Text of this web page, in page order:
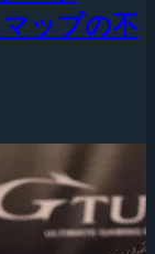
ップの不